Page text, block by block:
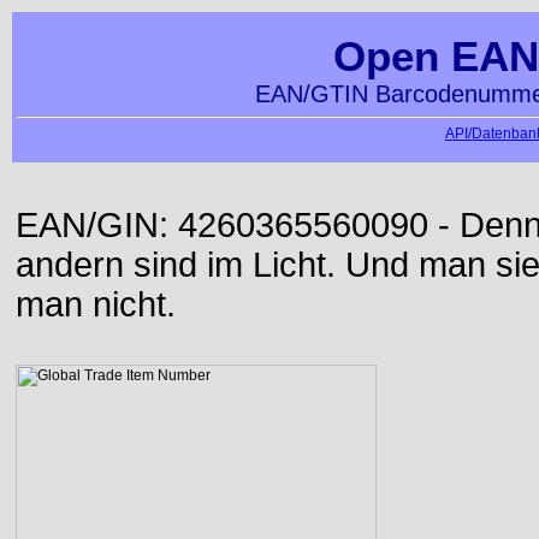
Open
EAN/GTIN
API/
EAN/GIN: 4260365560090 -
andern sind im Licht. Und man
man nicht.